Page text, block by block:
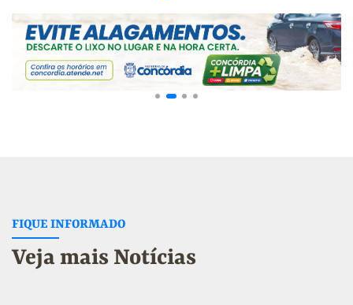
FIQUE INFORMADO
Veja mais Notícias